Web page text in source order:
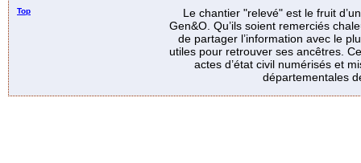
Top
Le chantier "relevé" est le fruit
Gen&O. Qu’ils soient remerciés
de partager l’information avec le
utiles pour retrouver ses ancêtres.
actes d’état civil numérisés et
départementales